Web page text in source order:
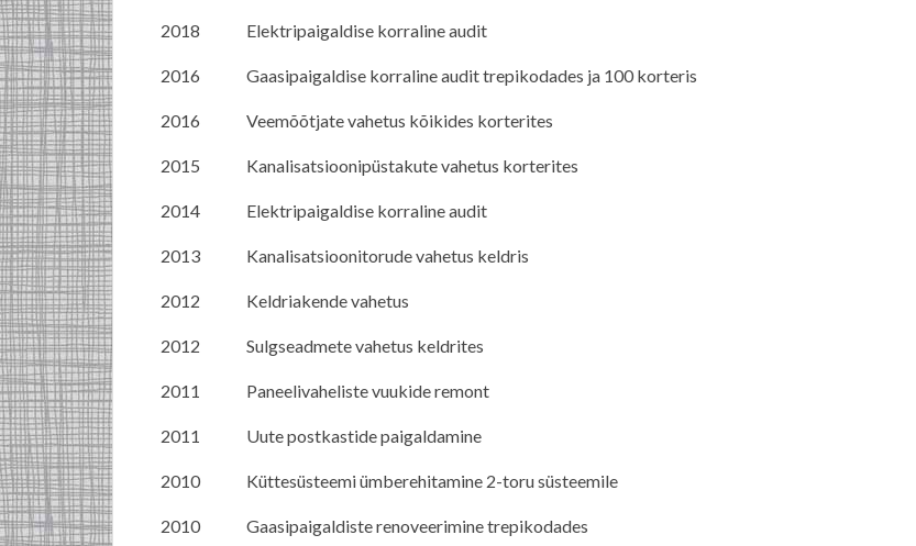
2018 Elektripaigaldise korraline audit
2016 Gaasipaigaldise korraline audit trepikodades ja 100 korteris
2016 Veemõõtjate vahetus kõikides korterites
2015 Kanalisatsioonipüstakute vahetus korterites
2014 Elektripaigaldise korraline audit
2013 Kanalisatsioonitorude vahetus keldris
2012 Keldriakende vahetus
2012 Sulgseadmete vahetus keldrites
2011 Paneelivaheliste vuukide remont
2011 Uute postkastide paigaldamine
2010 Küttesüsteemi ümberehitamine 2-toru süsteemile
2010 Gaasipaigaldiste renoveerimine trepikodades